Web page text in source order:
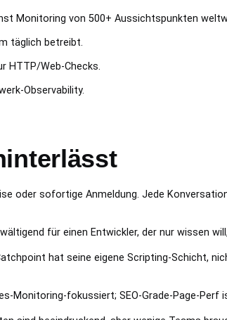
Monitoring von 500+ Aussichtspunkten
täglich betreibt.
HTTP/Web-Checks.
Observability.
oder sofortige Anmeldung. Jede
für einen Entwickler, der nur wissen
hat seine eigene Scripting-Schicht,
Monitoring-fokussiert; SEO-Grade-Page-Perf